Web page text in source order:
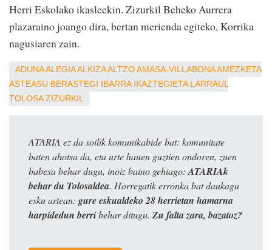
Herri Eskolako ikasleekin. Zizurkil Beheko Aurrera
plazaraino joango dira, bertan merienda egiteko, Korrika
nagusiaren zain.
ADUNAALEGIAALKIZAALTZOAMASA-VILLABONAAMEZKETA
ASTEASU BERASTEGI IBARRA IKAZTEGIETA LARRAUL
TOLOSA ZIZURKIL
ATARIA ez da soilik komunikabide bat: komunitate
baten ahotsa da, eta urte hauen guztien ondoren, zuen
babesa behar dugu, inoiz baino gehiago: ATARIAk
behar du Tolosaldea. Horregatik erronka bat daukagu
esku artean: gure eskualdeko 28 herrietan hamarna
harpidedun berribehar ditugu. Zu falta zara, bazatoz?